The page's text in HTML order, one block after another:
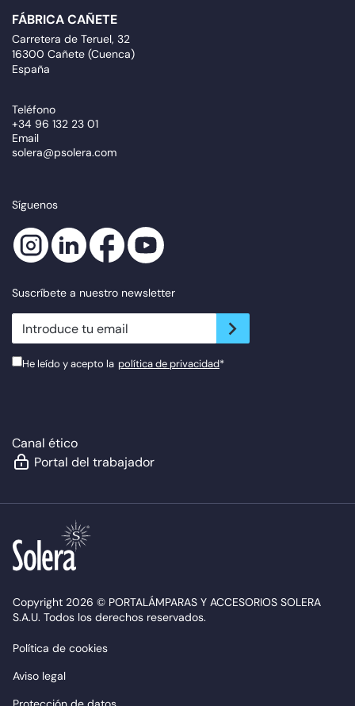
FÁBRICA CAÑETE
Carretera de Teruel, 32
16300 Cañete (Cuenca)
España
Teléfono
+34 96 132 23 01
Email
solera@psolera.com
Síguenos
Suscríbete a nuestro newsletter
newsletter.suscribe
He leído y acepto la política de privacidad*
Canal ético
Portal del trabajador
Copyright 2026 © PORTALÁMPARAS Y ACCESORIOS SOLERA
S.A.U. Todos los derechos reservados.
Política de cookies
Aviso legal